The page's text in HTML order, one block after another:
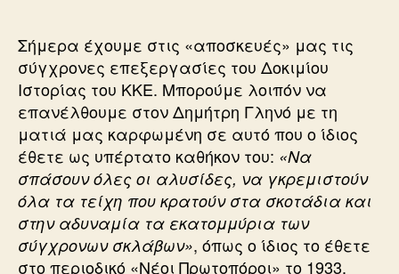
Σήμερα έχουμε στις «αποσκευές» μας τις
σύγχρονες επεξεργασίες του Δοκιμίου
Ιστορίας του ΚΚΕ. Μπορούμε λοιπόν να
επανέλθουμε στον Δημήτρη Γληνό με τη
ματιά μας καρφωμένη σε αυτό που ο ίδιος
έθετε ως υπέρτατο καθήκον του: «Να
σπάσουν όλες οι αλυσίδες, να γκρεμιστούν
όλα τα τείχη που κρατούν στα σκοτάδια και
στην αδυναμία τα εκατομμύρια των
σύγχρονων σκλάβων», όπως ο ίδιος το έθετε
στο περιοδικό «Νέοι Πρωτοπόροι» το 1933.